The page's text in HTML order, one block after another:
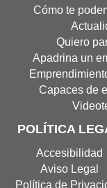
nueva
ventana)
nueva
ventana)
Digital(Abre
ventana
Cómo te
Quiero
Apadrina un
Capaces de
POLÍTICA
Accesibilidad
Aviso Legal
Política de